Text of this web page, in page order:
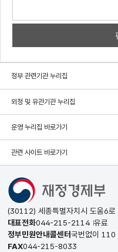
정부 관련기관 누리집
외청 및 유관기관 누리집
운영 누리집 바로가기
관련 사이트 바로가기
(30112) 세종특별자치시 도움6로
대표전화044-215-2114 유료
정부민원안내콜센터국번없이 110
FAX044-215-8033